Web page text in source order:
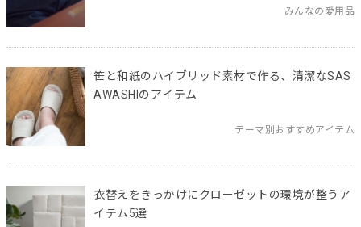
みんなの愛用品
笹と和紙のハイブリッド素材で作る、清潔なSAS
AWASHIのアイテム
テーマ別おすすめアイテム
衣替えをきっかけにクローゼットの環境が整うア
イテム5選